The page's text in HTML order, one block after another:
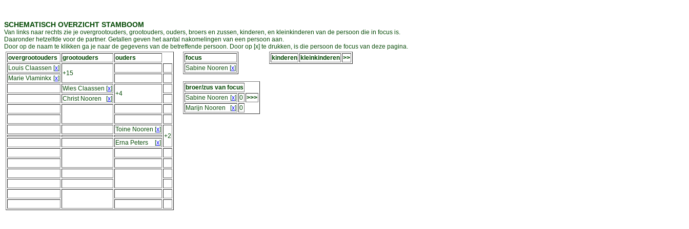
SCHEMATISCH OVERZICHT STAMBOOM
Van links naar rechts zie je overgrootouders, grootouders, ouders, broers en zussen, kinderen, en kleinkinderen van de persoon die in focus is.
Daaronder hetzelfde voor de partner. Getallen geven het aantal nakomelingen van een persoon aan.
Door op de naam te klikken ga je naar de gegevens van de betreffende persoon. Door op [x] te drukken, is die persoon de focus van deze pagina.
overgrootouders
grootouders
ouders
Louis Claassen [x]
+15
Marie Vlaminkx [x]
Wies Claassen [x]
+4
Christ Nooren [x]
Toine Nooren [x]
+2
Erna Peters
[x]
focus
Sabine Nooren [x]
broer/zus van focus
Sabine Nooren [x] 0 >>>
Marijn Nooren
[x] 0
kinderen kleinkinderen >>